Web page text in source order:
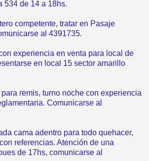
534 de 14 a 18hs.
competente, tratar en Pasaje
al 4391735.
experiencia en venta para local de
en local 15 sector amarillo
remis, turno noche con experiencia
Comunicarse al
cama adentro para todo quehacer,
referencias. Atención de una
de 17hs, comunicarse al